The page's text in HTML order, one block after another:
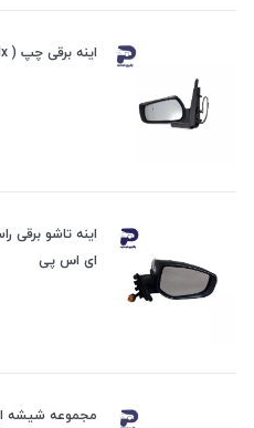
اینه برقی چپ ( slx ) پژو 405 408911 جی ای اس پی
ای اس پی